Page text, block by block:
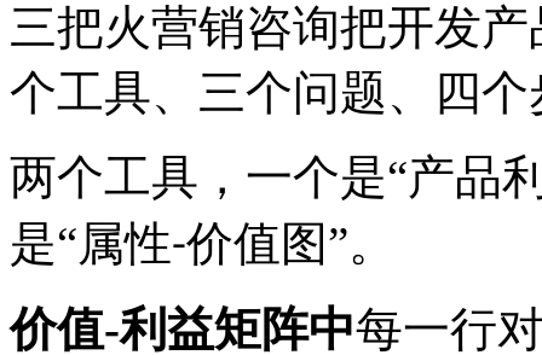
三把火营销咨询把开发
个工具、三个问题、四个
两个工具，一个是“产品
是“属性-价值图”。
价值-利益矩阵中每一行